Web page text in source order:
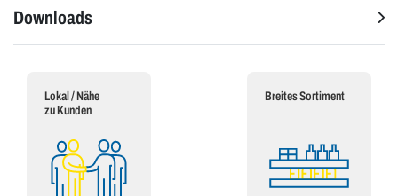
Downloads
Lokal / Nähe
zu Kunden
Breites Sortiment